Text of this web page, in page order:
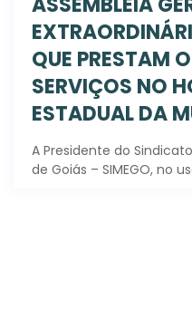
QUE PRESTAM
SERVIÇOS NO
ESTADUAL DA
A Presidente do
de Goiás – SIMEGO, no